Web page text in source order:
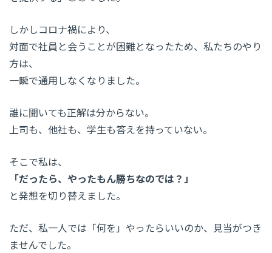
しかしコロナ禍により、
対面で社員と会うことが困難となったため、私たちのやり
方は、
一瞬で通用しなくなりました。
誰に聞いても正解は分からない。
上司も、他社も、学生も答えを持っていない。
そこで私は、
「だったら、やったもん勝ちなのでは？」
と発想を切り替えました。
ただ、私一人では「何を」やったらいいのか、見当がつき
ませんでした。